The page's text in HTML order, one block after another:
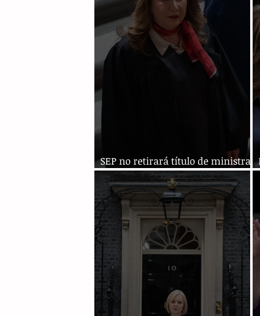
SEP no retirará título de ministra
del Supremo que plagió tesis